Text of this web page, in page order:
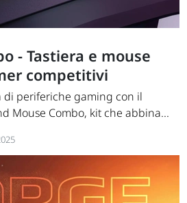
- Tastiera e mouse
competitivi
di periferiche gaming con il
Mouse Combo, kit che abbina...